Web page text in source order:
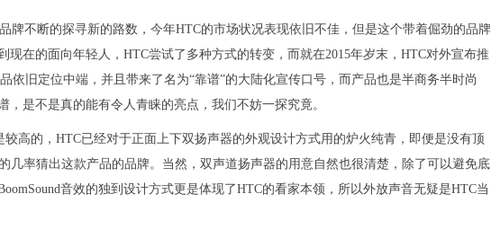
牌不断的探寻新的路数，今年HTC的市场状况表现依旧不佳，但是这个带着倔劲的品牌
现在的面向年轻人，HTC尝试了多种方式的转变，而就在2015年岁末，HTC对外宣布推
依旧定位中端，并且带来了名为“靠谱”的大陆化宣传口号，而产品也是半商务半时尚
，是不是真的能有令人青睐的亮点，我们不妨一探究竟。
高的，HTC已经对于正面上下双扬声器的外观设计方式用的炉火纯青，即便是没有顶
几率猜出这款产品的品牌。当然，双声道扬声器的用意自然也很清楚，除了可以避免底
音效的独到设计方式更是体现了HTC的看家本领，所以外放声音无疑是HTC当